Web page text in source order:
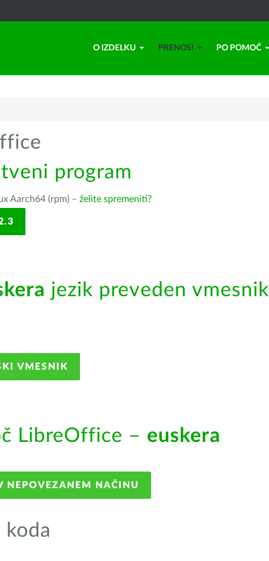
O IZDELKU PRENOSI PO POMOČ
program
Aarch64 (rpm) – želite spremeniti?
jezik preveden vmesnik
VMESNIK
LibreOffice – euskera
NEPOVEZANEM NAČINU